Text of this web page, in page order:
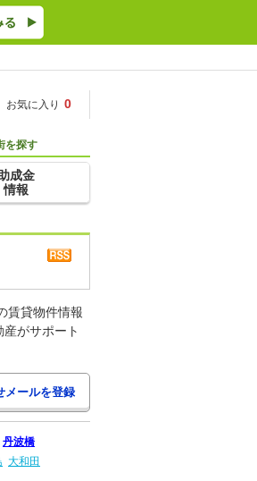
お気に入り 0
を探す
助成金
情報
賃貸物件情報
がサポート
丹波橋
大和田